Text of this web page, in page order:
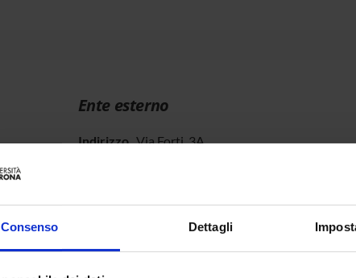
Consenso Dettagli
Ente esterno
IndirizzoVia Forti, 3A